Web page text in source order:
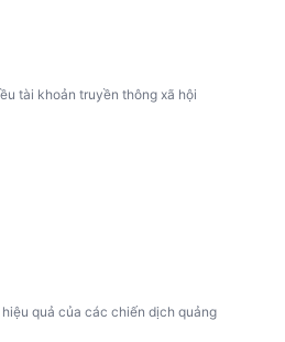
tài khoản truyền thông xã hội
quả của các chiến dịch quảng